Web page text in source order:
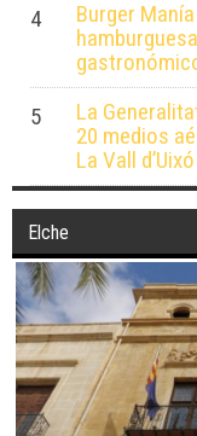
4
Burger
5
La
20 medios
La Vall d’Uixó
Elche